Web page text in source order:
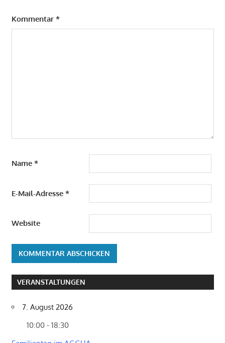
Kommentar *
Name *
E-Mail-Adresse *
Website
VERANSTALTUNGEN
7. August 2026
10:00 - 18:30